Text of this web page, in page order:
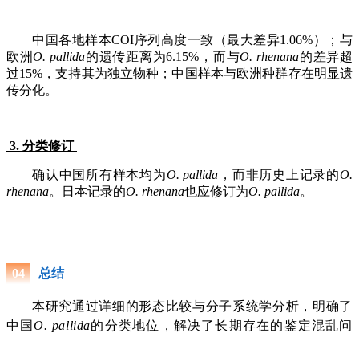
中国各地样本COI序列高度一致（最大差异1.06%）；与
欧洲O. pallida的遗传距离为6.15%，而与O. rhenana的差异超
过15%，支持其为独立物种；中国样本与欧洲种群存在明显遗
传分化。
3. 分类修订
确认中国所有样本均为O. pallida ，而非历史上记录的O.
rhenana。日本记录的O. rhenana也应修订为O. pallida。
04 总结
本研究通过详细的形态比较与分子系统学分析，明确了
中国O. pallida的分类地位，解决了长期存在的鉴定混乱问